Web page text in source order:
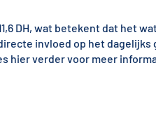
DH, wat betekent dat het
invloed op het dagelijks
hier verder voor meer